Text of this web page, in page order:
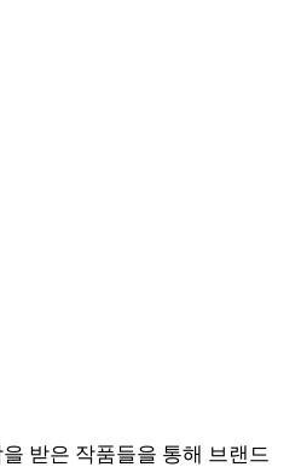
받은 작품들을 통해 브랜드